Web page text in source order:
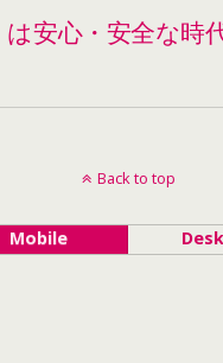
は安心・安全な時
Back to top
Mobile